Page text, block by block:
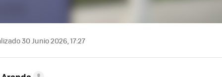
30 Junio 2026, 17:27